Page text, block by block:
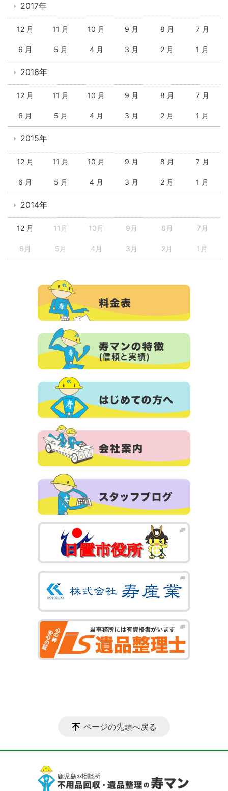
2017年
12 月 11 月 10 月 9 月 8 月 7 月
6 月 5 月 4 月 3 月 2 月 1 月
2016年
12 月 11 月 10 月 9 月 8 月 7 月
6 月 5 月 4 月 3 月 2 月 1 月
2015年
12 月 11 月 10 月 9 月 8 月 7 月
6 月 5 月 4 月 3 月 2 月 1 月
2014年
12 月 11月 10月 9月 8月 7月
6月 5月 4月 3月 2月 1月
ページの先頭へ戻る